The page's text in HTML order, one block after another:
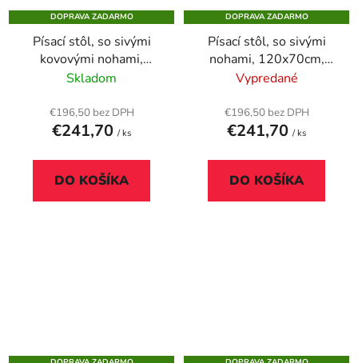
DOPRAVA ZADARMO
Písací stôl, so sivými
kovovými nohami,
120x70 cm, MAYAH
Skladom
€196,50 bez DPH
€241,70 / ks
DO KOŠÍKA
DOPRAVA ZADARMO
Písací stôl, so sivými
nohami, 120x70cm,
MAYAH "Freedom SV-
Vypredané
€196,50 bez DPH
€241,70 / ks
DO KOŠÍKA